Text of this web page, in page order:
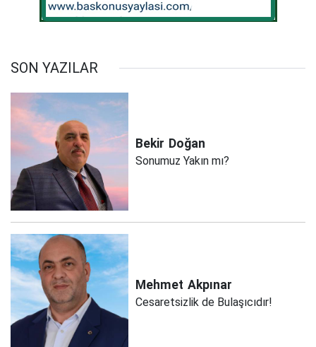
SON YAZILAR
Bekir Doğan
Sonumuz Yakın mı?
Mehmet Akpınar
Cesaretsizlik de Bulaşıcıdır!